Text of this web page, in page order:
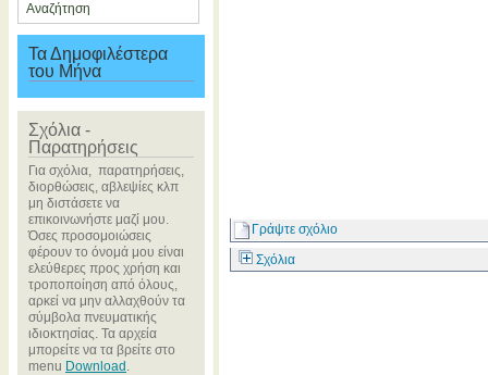
Αναζήτηση
Τα Δημοφιλέστερα
του Μήνα
Σχόλια -
Παρατηρήσεις
Για σχόλια, παρατηρήσεις,
διορθώσεις, αβλεψίες κλπ
μη διστάσετε να
επικοινωνήστε μαζί μου.
Όσες προσομοιώσεις
φέρουν το όνομά μου είναι
ελεύθερες προς χρήση και
τροποποίηση από όλους,
αρκεί να μην αλλαχθούν τα
σύμβολα πνευματικής
ιδιοκτησίας. Τα αρχεία
μπορείτε να τα βρείτε στο
menu Download .
Γράψτε σχόλιο
Σχόλια